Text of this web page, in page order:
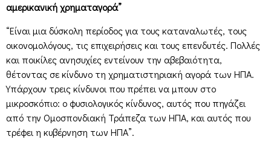
αμερικανική χρηματαγορά”
“Είναι μια δύσκολη περίοδος για τους καταναλωτές, τους
οικονομολόγους, τις επιχειρήσεις και τους επενδυτές. Πολλές
και ποικίλες ανησυχίες εντείνουν την αβεβαιότητα,
θέτοντας σε κίνδυνο τη χρηματιστηριακή αγορά των ΗΠΑ.
Υπάρχουν τρεις κίνδυνοι που πρέπει να μπουν στο
μικροσκόπιο: ο φυσιολογικός κίνδυνος, αυτός που πηγάζει
από την Ομοσπονδιακή Τράπεζα των ΗΠΑ, και αυτός που
τρέφει η κυβέρνηση των ΗΠΑ”.